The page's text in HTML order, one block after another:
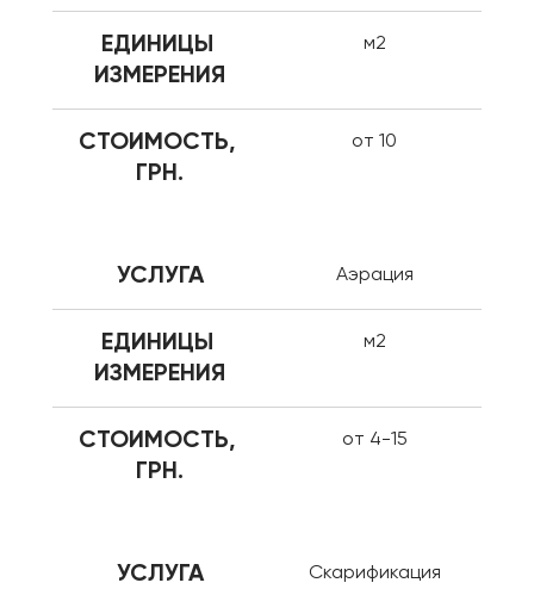
ЕДИНИЦЫ
ИЗМЕРЕНИЯ
м2
СТОИМОСТЬ,
ГРН.
от 10
УСЛУГА Аэрация
ЕДИНИЦЫ
ИЗМЕРЕНИЯ
м2
СТОИМОСТЬ,
ГРН.
от 4-15
УСЛУГА Скарификация